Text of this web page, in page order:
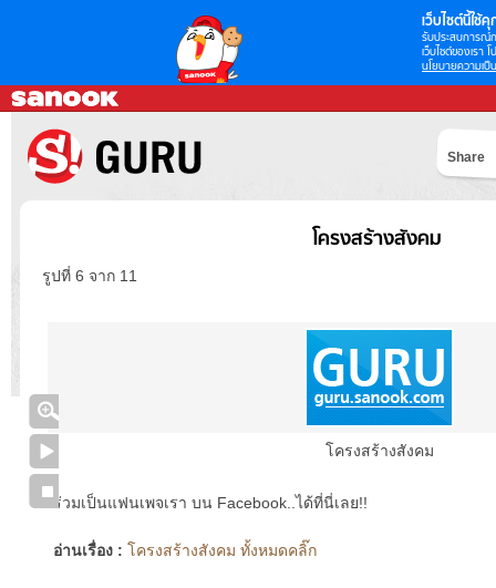
เว็บไซต์นี้ใช้คุ
รับประสบการณ์
เว็บไซต์ของเรา
นโยบายความเป็
Share
โครงสร้างสังคม
รูปที่ 6 จาก 11
โครงสร้างสังคม
ร่วมเป็นแฟนเพจเรา บน Facebook..ได้ที่นี่เลย!!
อ่านเรื่อง : โครงสร้างสังคม ทั้งหมดคลิ๊ก